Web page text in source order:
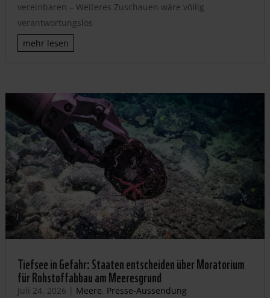
vereinbaren – Weiteres Zuschauen wäre völlig
verantwortungslos
mehr lesen
Tiefsee in Gefahr: Staaten entscheiden über Moratorium
für Rohstoffabbau am Meeresgrund
Juli 24, 2026 | Meere, Presse-Aussendung